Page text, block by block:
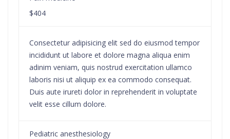
$404
Consectetur adipisicing elit sed do eiusmod tempor
incididunt ut labore et dolore magna aliqua enim
adinim veniam, quis nostrud exercitation ullamco
laboris nisi ut aliquip ex ea commodo consequat.
Duis aute irureti dolor in reprehenderit in voluptate
velit esse cillum dolore.
Pediatric anesthesiology